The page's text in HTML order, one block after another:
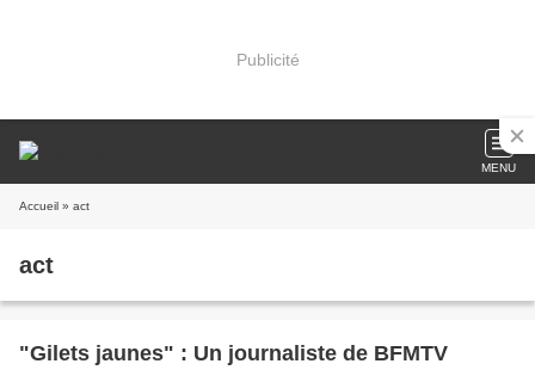
Publicité
MENU
Accueil » act
act
"Gilets jaunes" : Un journaliste de BFMTV